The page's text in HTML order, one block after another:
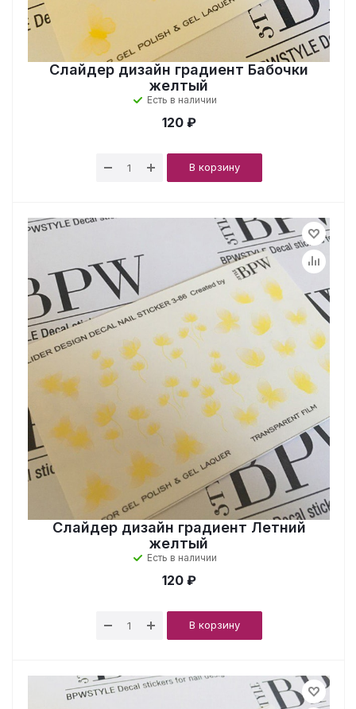
Слайдер дизайн градиент Бабочки
желтый
Есть в наличии
120 ₽
В корзину
Слайдер дизайн градиент Летний
желтый
Есть в наличии
120 ₽
В корзину